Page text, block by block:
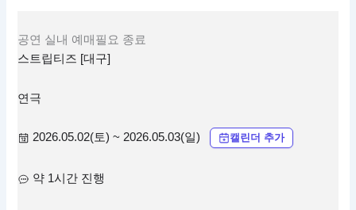
공연 실내 예매필요 종료
스트립티즈 [대구]
연극
2026.05.02(토) ~ 2026.05.03(일) 캘린더 추가
약 1시간 진행